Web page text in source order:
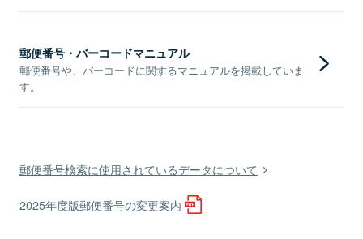
郵便番号・バーコードマニュアル
郵便番号や、バーコードに関するマニュアルを掲載していま
す。
郵便番号検索に使用されているデータについて
2025年度版郵便番号の変更案内